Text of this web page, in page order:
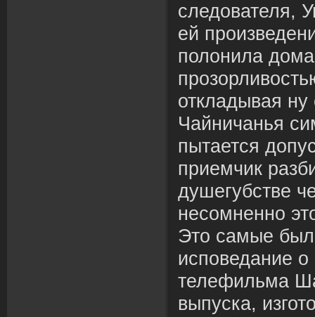
следователя,
ей
полонила
откладывая
Чайничанья
пытается
приемчик
душегубстве
несомненно
Это самые
исповедание
телефильма
выпуска,